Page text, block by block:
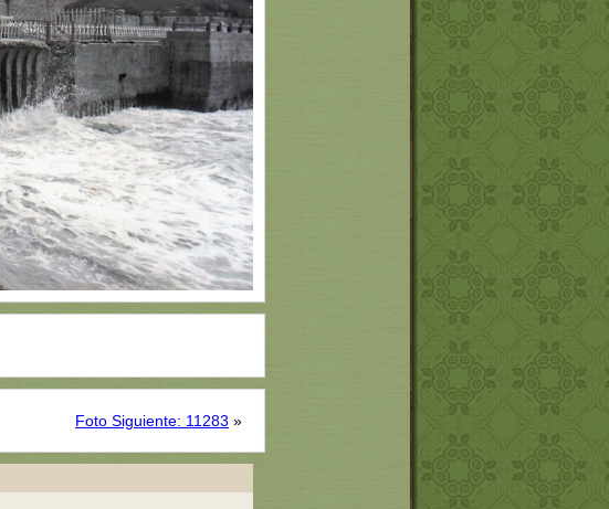
Foto Siguiente: 11283 »